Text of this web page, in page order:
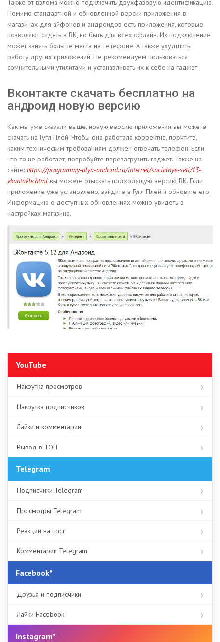
Также от взлома можно подключить двухфазовую идентификацию.
Помимо стандартной и обновленной версии приложения в
магазинах для айфонов и андроидов есть приложения, которые
позволяют сидеть в ВК, но быть для всех офлайн. Их подключение
может занять больше места на телефоне. А также ухудшить
работу других приложений. Не рекомендуем пользоваться
сомнительными утилитами и устанавливать их к себе на гаджет.
Вконтакте скачать бесплатно на
андроид новую версию
Как мы уже сказали выше, новую версию приложения вы можете
скачать на Гугл Плей. Чтобы она работала корректно, прочтите,
каким техническим требованиям должен отвечать телефон. Если
что-то не работает, попробуйте перезагрузить гаджет. Также на
сайте: https://programmy-dlya-android.ru/internet/socialnye-seti/13-
vkontakte.html вы можете отыскать подходящую версию ВК. Если
приложение уже установлено, зайдите в Гугл Плей и обновите его.
Информацию о доступных обновлениях можно увидеть в
настройках магазина.
YouTube
Накрутка просмотров
Накрутка подписчиков
Лайки и комментарии
Вывод в ТОП
Telegram
Подписчики Telegram
Просмотры Telegram
Реакции на пост
Комментарии Telegram
Facebook*
Друзья и подписчики
Лайки Facebook
Instagram*